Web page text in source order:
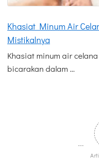
Khasiat Minum Air
Mistikalnya
Khasiat minum air
bicarakan dalam …